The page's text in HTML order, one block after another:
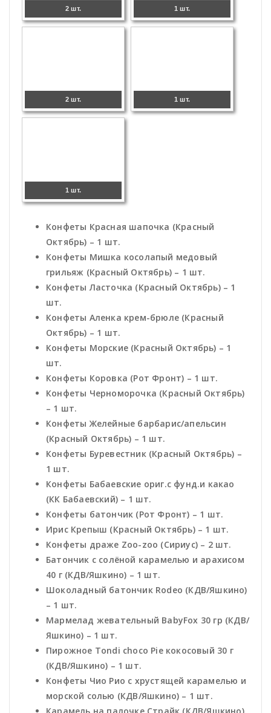
2 шт. 1 шт.
2 шт. 1 шт.
1 шт.
Конфеты Красная шапочка (Красный
Октябрь) – 1 шт.
Конфеты Мишка косолапый медовый
грильяж (Красный Октябрь) – 1 шт.
Конфеты Ласточка (Красный Октябрь) – 1
шт.
Конфеты Аленка крем-брюле (Красный
Октябрь) – 1 шт.
Конфеты Морские (Красный Октябрь) – 1
шт.
Конфеты Коровка (Рот Фронт) – 1 шт.
Конфеты Черноморочка (Красный Октябрь)
– 1 шт.
Конфеты Желейные барбарис/апельсин
(Красный Октябрь) – 1 шт.
Конфеты Буревестник (Красный Октябрь) –
1 шт.
Конфеты Бабаевские ориг.с фунд.и какао
(КК Бабаевский) – 1 шт.
Конфеты батончик (Рот Фронт) – 1 шт.
Ирис Крепыш (Красный Октябрь) – 1 шт.
Конфеты драже Zoo-zoo (Сириус) – 2 шт.
Батончик с солёной карамелью и арахисом
40 г (КДВ/Яшкино) – 1 шт.
Шоколадный батончик Rodeo (КДВ/Яшкино)
– 1 шт.
Мармелад жевательный BabyFox 30 гр (КДВ/
Яшкино) – 1 шт.
Пирожное Tondi choco Pie кокосовый 30 г
(КДВ/Яшкино) – 1 шт.
Конфеты Чио Рио с хрустящей карамелью и
морской солью (КДВ/Яшкино) – 1 шт.